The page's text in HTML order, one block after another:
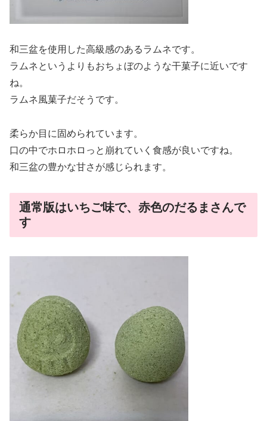
和三盆を使用した高級感のあるラムネです。
ラムネというよりもおちょぼのような干菓子に近いです
ね。
ラムネ風菓子だそうです。
柔らか目に固められています。
口の中でホロホロっと崩れていく食感が良いですね。
和三盆の豊かな甘さが感じられます。
通常版はいちご味で、赤色のだるまさんで
す